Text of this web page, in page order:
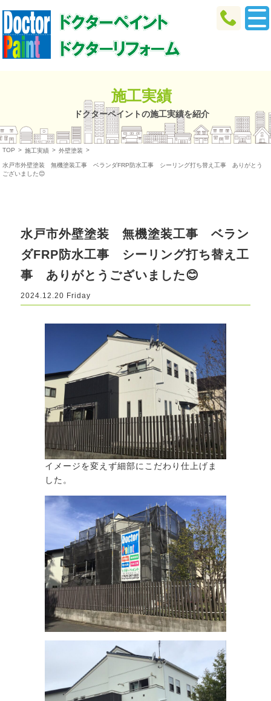
施工実績
ドクターペイントの施工実績を紹介
TOP > 施工実績 > 外壁塗装 >
水戸市外壁塗装 無機塗装工事 ベランダFRP防水工事 シーリング打ち替え工事 ありがとう
ございました😊
水戸市外壁塗装 無機塗装工事 ベラン
ダFRP防水工事 シーリング打ち替え工
事 ありがとうございました😊
2024.12.20 Friday
イメージを変えず細部にこだわり仕上げま
した。